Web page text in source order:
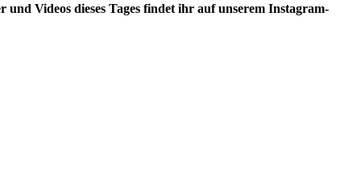
Videos dieses Tages findet ihr auf unserem Instagram-